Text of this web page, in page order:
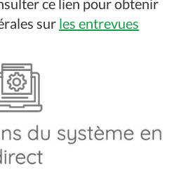
ce lien pour obtenir
sur les entrevues